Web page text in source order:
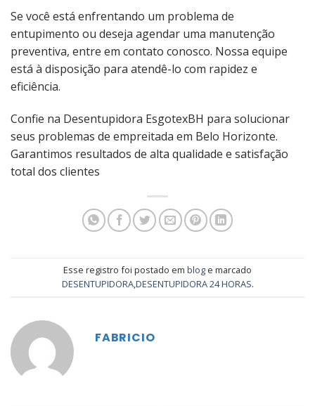
Se você está enfrentando um problema de
entupimento ou deseja agendar uma manutenção
preventiva, entre em contato conosco. Nossa equipe
está à disposição para atendê-lo com rapidez e
eficiência.
Confie na Desentupidora EsgotexBH para solucionar
seus problemas de empreitada em Belo Horizonte.
Garantimos resultados de alta qualidade e satisfação
total dos clientes
Esse registro foi postado em blog e marcado
DESENTUPIDORA,DESENTUPIDORA 24 HORAS.
FABRICIO